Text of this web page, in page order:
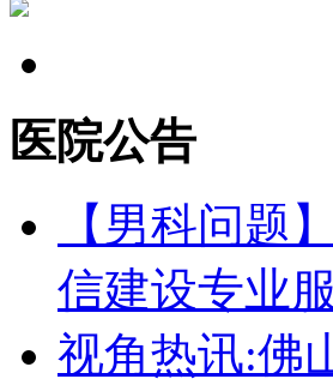
医院公告
【男科问题
信建设专业服
视角热讯:佛